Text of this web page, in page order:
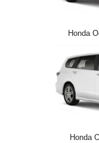
Honda
Honda